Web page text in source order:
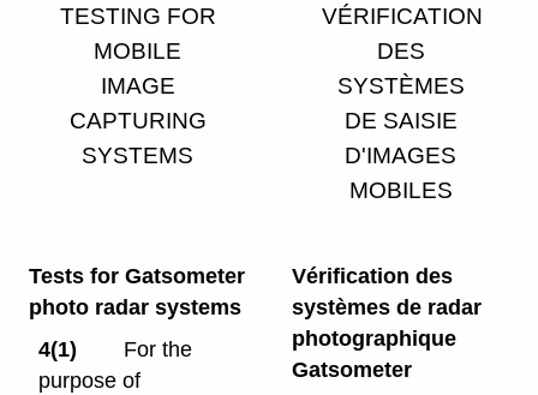
TESTING FOR
MOBILE
IMAGE
CAPTURING
SYSTEMS
VÉRIFICATION
DES
SYSTÈMES
DE SAISIE
D'IMAGES
MOBILES
Tests for Gatsometer
photo radar systems
4(1)
For the
purpose of
Vérification des
systèmes de radar
photographique
Gatsometer